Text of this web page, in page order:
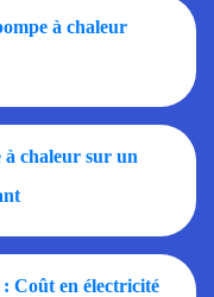
à chaleur
à chaleur sur un
Coût en électricité